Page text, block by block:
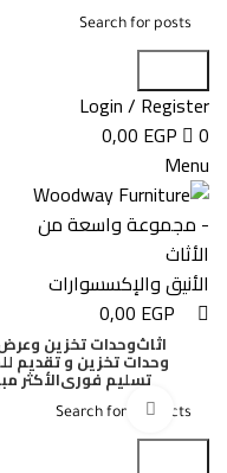
Login / Register
0
0,00 EGP
Menu
0,00 EGP
اثاثوحدات تخزين
وحدات تخزين و تقديم
تسليم فورىالأكثر
Click to enlarge